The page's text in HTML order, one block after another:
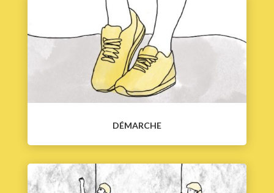
DÉMARCHE